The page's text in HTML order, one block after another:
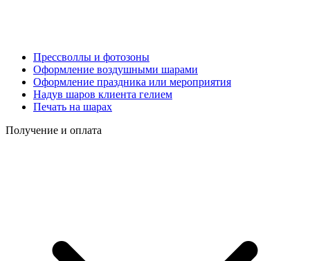
Прессволлы и фотозоны
Оформление воздушными шарами
Оформление праздника или мероприятия
Надув шаров клиента гелием
Печать на шарах
Получение и оплата